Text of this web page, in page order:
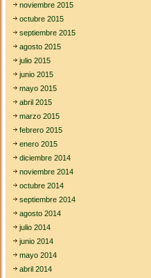
noviembre 2015
octubre 2015
septiembre 2015
agosto 2015
julio 2015
junio 2015
mayo 2015
abril 2015
marzo 2015
febrero 2015
enero 2015
diciembre 2014
noviembre 2014
octubre 2014
septiembre 2014
agosto 2014
julio 2014
junio 2014
mayo 2014
abril 2014